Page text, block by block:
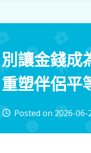
別讓金錢成
重塑伴侶平
access_time Posted on2026-06-